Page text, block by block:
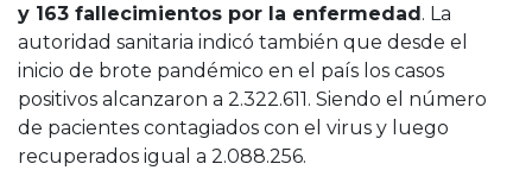
y 163 fallecimientos por la enfermedad. La
autoridad sanitaria indicó también que desde el
inicio de brote pandémico en el país los casos
positivos alcanzaron a 2.322.611. Siendo el número
de pacientes contagiados con el virus y luego
recuperados igual a 2.088.256.